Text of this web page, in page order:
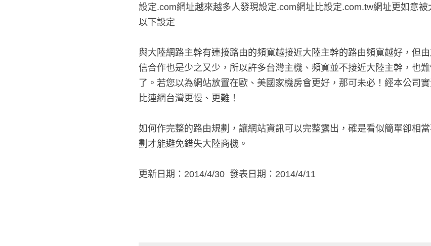
設定.com網址越來越多人發現設定.com網址比設定.com.tw網址更如意
以下設定
與大陸網路主幹有連接路由的頻寬越接近大陸主幹的路由頻寬越好，但
信合作也是少之又少，所以許多台灣主機、頻寬並不接近大陸主幹，也
了。若您以為網站放置在歐、美國家機房會更好，那可未必！經本公司
比連網台灣更慢、更難！
如何作完整的路由規劃，讓網站資訊可以完整露出，確是看似簡單卻相
劃才能避免錯失大陸商機。
更新日期：2014/4/30  發表日期：2014/4/11